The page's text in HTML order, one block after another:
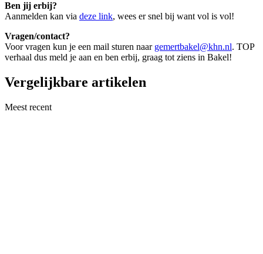
Ben jij erbij?
Aanmelden kan via deze link, wees er snel bij want vol is vol!
Vragen/contact?
Voor vragen kun je een mail sturen naar gemertbakel@khn.nl. TOP
verhaal dus meld je aan en ben erbij, graag tot ziens in Bakel!
Vergelijkbare artikelen
Meest recent